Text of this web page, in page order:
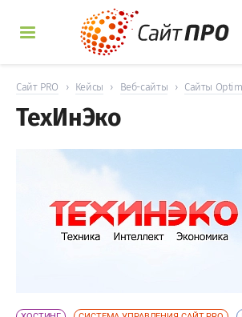
Сайт PRO › Кейсы › Веб-сайты › Сайты
ТехИнЭко
УСЛУГИ
НОВОСТИ